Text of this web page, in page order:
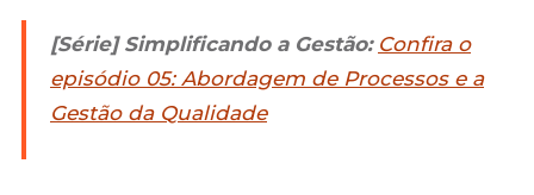
[Série] Simplificando a Gestão: Confira o
episódio 05: Abordagem de Processos e a
Gestão da Qualidade